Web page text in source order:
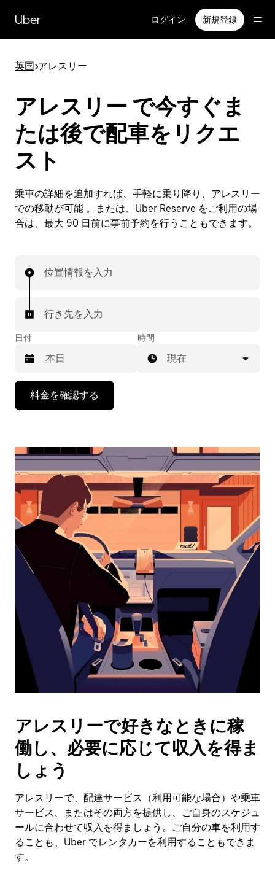
Uber ログイン 新規登録
英国>アレスリー
アレスリー で今すぐま
たは後で配車をリクエ
スト
乗車の詳細を追加すれば、手軽に乗り降り、アレスリー
での移動が可能 。または、Uber Reserve をご利用の場
合は、最大 90 日前に事前予約を行うこともできます。
位置情報を入力
行き先を入力
日付
で
ン
ダ
ー
を
操
作
し、
を
選
択
す。
ン
で
カ
レ
ン
ー
を
閉
じ
ま
す。
時間
現在
料金を確認する
アレスリーで好きなときに稼
働し、必要に応じて収入を得ま
しょう
アレスリーで、配達サービス（利用可能な場合）や乗車
サービス、またはその両方を提供し、ご自身のスケジュ
ールに合わせて収入を得ましょう。ご自分の車を利用す
ることも、Uber でレンタカーを利用することもできま
す。